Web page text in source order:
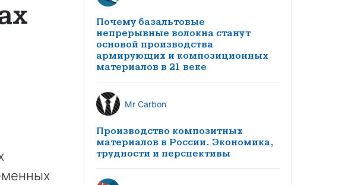
Почему базальтовые
непрерывные волокна станут
основой производства
армирующих и композиционных
материалов в 21 веке
Mr Carbon
Производство композитных
материалов в России. Экономика,
трудности и перспективы